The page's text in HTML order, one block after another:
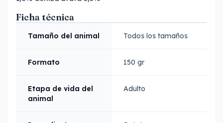
Ficha técnica
Tamaño del animal Todos los tamaños
Formato 150 gr
Etapa de vida del
animal
Adulto